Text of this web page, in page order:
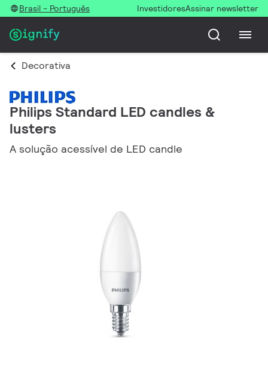
Brasil - Português InvestidoresAssinar newsletter
Decorativa
Philips Standard LED candles &
lusters
A solução acessível de LED candle